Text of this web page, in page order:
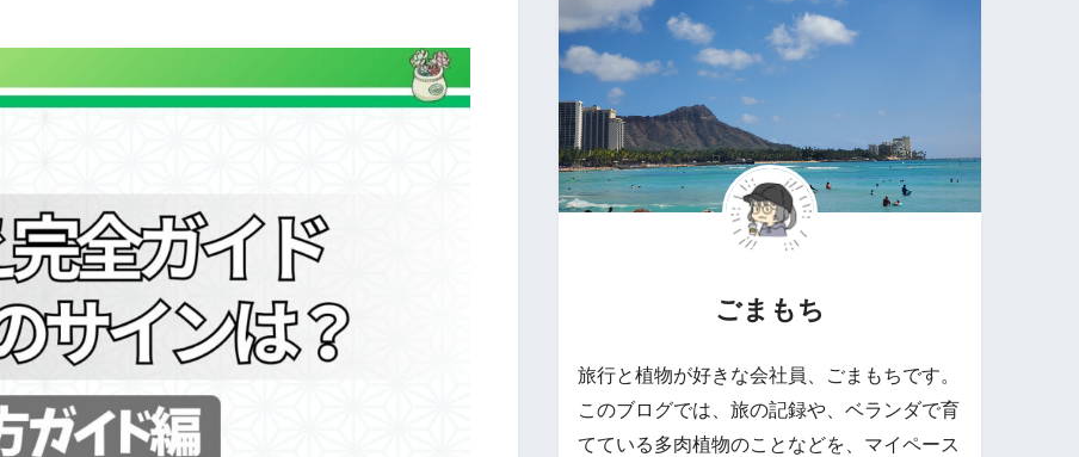
ごまもち
旅行と植物が好きな会社員、ごまもちです。
このブログでは、旅の記録や、ベランダで育
てている多肉植物のことなどを、マイペース